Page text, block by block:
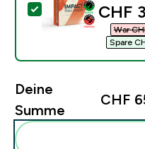
Dieses Produkt
CHF
War
Spare
Deine
Summe
CHF